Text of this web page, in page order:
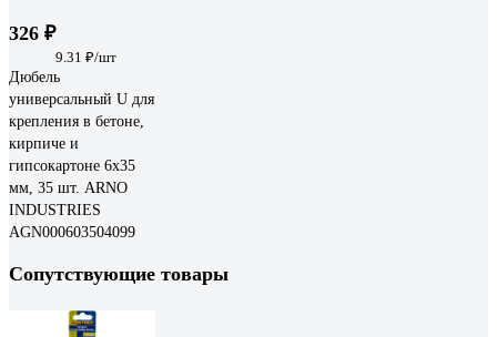
326 ₽
9.31 ₽/шт
Дюбель
универсальный U для
крепления в бетоне,
кирпиче и
гипсокартоне 6х35
мм, 35 шт. ARNO
INDUSTRIES
AGN000603504099
Сопутствующие товары